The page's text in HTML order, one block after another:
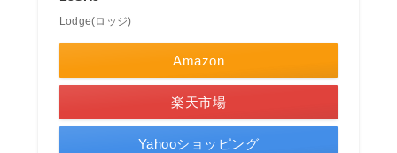
Lodge(ロッジ)
Amazon
楽天市場
Yahooショッピング